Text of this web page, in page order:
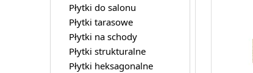
Płytki do salonu
Płytki tarasowe
Płytki na schody
Płytki strukturalne
Płytki heksagonalne